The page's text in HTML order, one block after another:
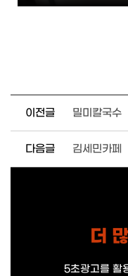
이전글 밀미칼국수
다음글 김세민카페
더
5초광고를 활